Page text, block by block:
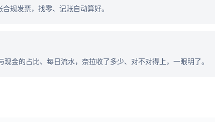
规发票，找零、记账自动算好。
金的占比、每日流水，奈拉收了多少、对不对得上，一眼明了。